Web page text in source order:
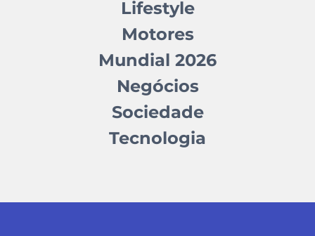
Lifestyle
Motores
Mundial 2026
Negócios
Sociedade
Tecnologia